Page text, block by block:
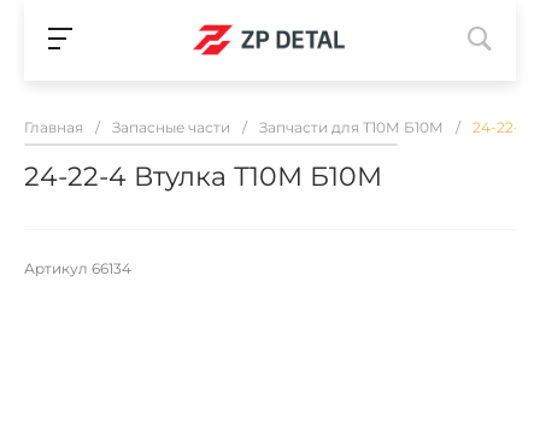
Главная / Запасные части / Запчасти для Т10М Б10М / 24-22-4
24-22-4 Втулка Т10М Б10М
Артикул 66134